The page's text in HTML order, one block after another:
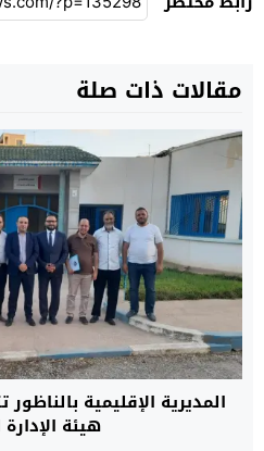
مقالات ذات صلة
المديرية الإقليمية
هيئة الإدارة